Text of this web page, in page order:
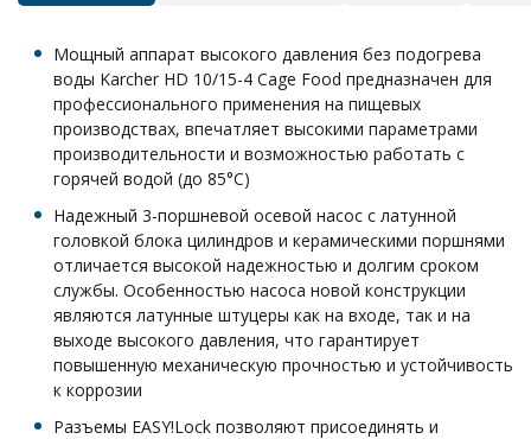
Мощный аппарат высокого давления без подогрева
воды Karcher HD 10/15-4 Cage Food предназначен для
профессионального применения на пищевых
производствах, впечатляет высокими параметрами
производительности и возможностью работать с
горячей водой (до 85°C)
Надежный 3-поршневой осевой насос с латунной
головкой блока цилиндров и керамическими поршнями
отличается высокой надежностью и долгим сроком
службы. Особенностью насоса новой конструкции
являются латунные штуцеры как на входе, так и на
выходе высокого давления, что гарантирует
повышенную механическую прочностью и устойчивость
к коррозии
Разъемы EASY!Lock позволяют присоединять и